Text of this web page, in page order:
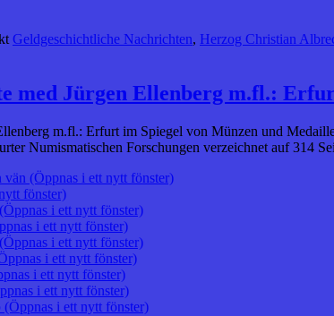
Geldgeschichtliche Nachrichten, Herzog Christian
med Jürgen Ellenberg m.fl.:
m.fl.: Erfurt im Spiegel von Münzen und
Numismatischen Forschungen verzeichnet auf 314
(Öppnas i ett nytt fönster)
fönster)
i ett nytt fönster)
i ett nytt fönster)
i ett nytt fönster)
i ett nytt fönster)
i ett nytt fönster)
i ett nytt fönster)
i ett nytt fönster)